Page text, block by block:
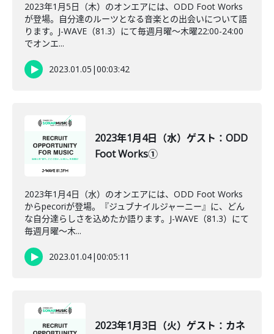
2023年1月5日（木）のオンエアには、ODD Foot Works
が登場。自分達のルーツとなる音楽との出会いについて語
ります。J-WAVE（81.3）にて毎週月曜～木曜22:00-24:00
でオンエ...
2023.01.05 |00:03:42
2023年1月4日（水）ゲスト：ODD
Foot Works①
2023年1月4日（水）のオンエアには、ODD Foot Works
からpecoriが登場。『ジュブナイルジャーニー』に、どん
な自分達らしさを込めたか語ります。J-WAVE（81.3）にて
毎週月曜～木...
2023.01.04|00:05:11
2023年1月3日（火）ゲスト：カネ